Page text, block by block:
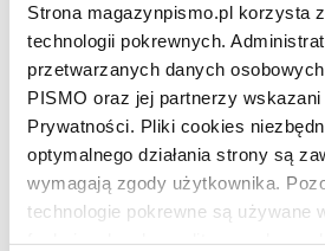
Strona magazynpismo.pl korzysta
technologii pokrewnych.
przetwarzanych danych
PISMO oraz jej partnerzy
Prywatności. Pliki cookies
optymalnego działania strony są
wymagają zgody użytkownika.
technologie pokrewne są używane
Wyrażam zgodę na
osobowych przez Fundację Pismo
marketingowych.
Załóż